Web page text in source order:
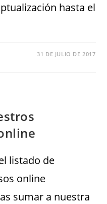
hasta el
31 DE JULIO DE 2017
listado de
online
sumar a nuestra